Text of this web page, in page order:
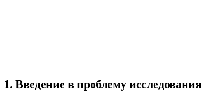
1. Введение в проблему исследования